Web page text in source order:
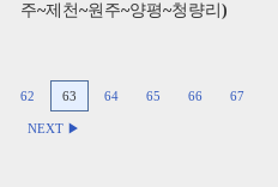
주~제천~원주~양평~청량리)
62 63 64 65 66 67
NEXT ▶